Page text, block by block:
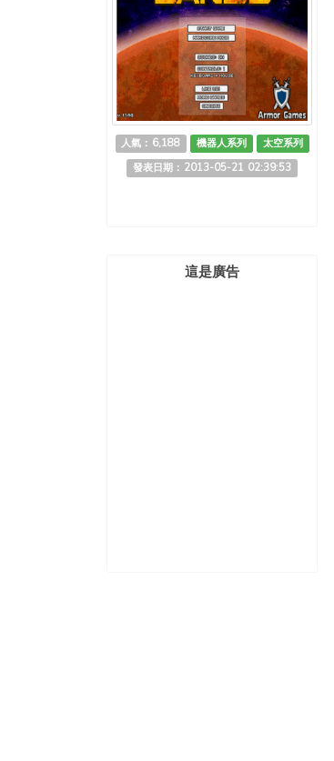
人氣：6,188 機器人系列
太空系列
發表日期：2013-05-21 02:39:53
這是廣告